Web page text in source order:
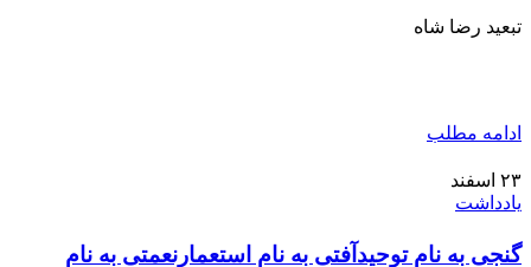
تبعید رضا شاه
ادامه مطلب
۲۳ اسفند
یادداشت
گنجی به نام توحیدآفتی به نام استعمارنعمتی به نام